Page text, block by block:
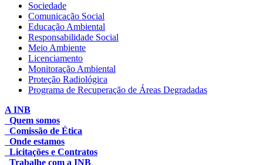
Sociedade
Comunicação Social
Educação Ambiental
Responsabilidade Social
Meio Ambiente
Licenciamento
Monitoração Ambiental
Proteção Radiológica
Programa de Recuperação de Áreas Degradadas
A INB
Quem somos
Comissão de Ética
Onde estamos
Licitações e Contratos
Trabalhe com a INB